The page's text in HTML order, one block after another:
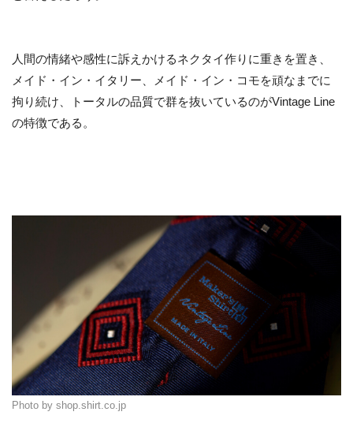
人間の情緒や感性に訴えかけるネクタイ作りに重きを置き、
メイド・イン・イタリー、メイド・イン・コモを頑なまでに
拘り続け、トータルの品質で群を抜いているのがVintage Line
の特徴である。
Photo by shop.shirt.co.jp